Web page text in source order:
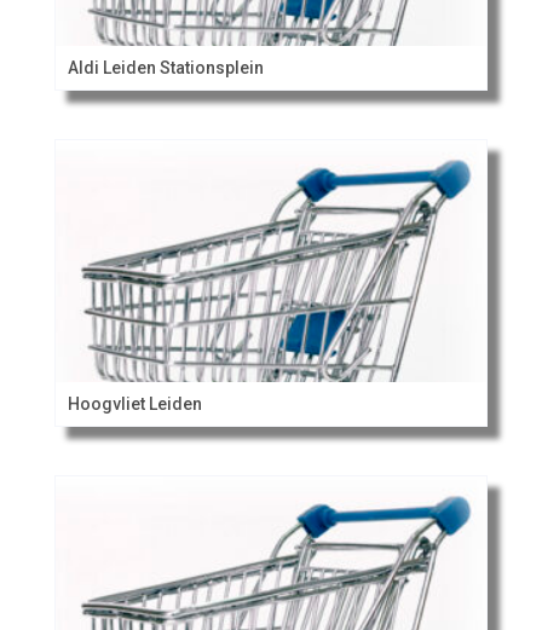
Aldi Leiden Stationsplein
Hoogvliet Leiden